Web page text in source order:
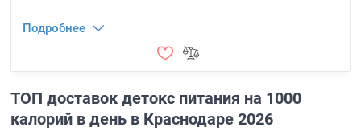
Подробнее
ТОП доставок детокс питания на 1000
калорий в день в Краснодаре 2026